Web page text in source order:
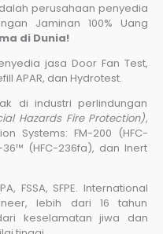
perusahaan penyedia
Jaminan 100% Uang
di Dunia!
jasa Door Fan Test,
APAR, dan Hydrotest.
di industri perlindungan
Hazards Fire Protection),
Systems: FM-200 (HFC-
36™ (HFC-236fa), dan Inert
FSSA, SFPE. International
lebih dari 16 tahun
keselamatan jiwa dan